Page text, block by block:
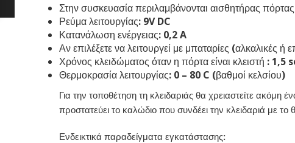
Στην συσκευασία περιλαμβάνονται αισθητήρας
Ρεύμα λειτουργίας: 9V DC
Κατανάλωση ενέργειας: 0,2 A
Αν επιλέξετε να λειτουργεί με μπαταρίες (αλκαλικές
Χρόνος κλειδώματος όταν η πόρτα είναι κλειστή : 1,5
Θερμοκρασία λειτουργίας: 0 – 80 C (βαθμοί κελσίου)
Για την τοποθέτηση τη κλειδαριάς θα χρειαστείτε ακόμη
προστατεύει το καλώδιο που συνδέει την κλειδαριά με
Ενδεικτικά παραδείγματα εγκατάστασης: